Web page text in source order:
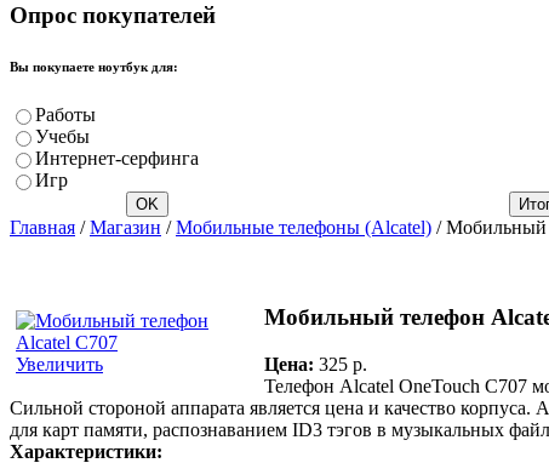
Опрос покупателей
Вы покупаете ноутбук для:
Работы
Учебы
Интернет-серфинга
Игр
Главная /Магазин /Мобильные телефоны (Alcatel) / Мобильный
Увеличить
Мобильный телефон
Цена: 325 p.
Телефон Alcatel OneTouch C707
Сильной стороной аппарата является цена и качество
для карт памяти, распознаванием ID3 тэгов в музыкальных
Характеристики: